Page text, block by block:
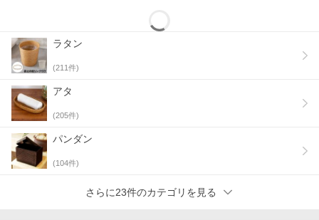
パームリディ×フェイクレザーの
ラタン
(211件)
アタ
(205件)
パンダン
(104件)
さらに23件のカテゴリを見る